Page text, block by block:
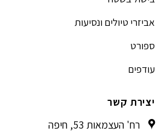
אביזרי טיולים ונסיעות
ספורט
עודפים
יצירת קשר
רח' העצמאות 53, חיפה